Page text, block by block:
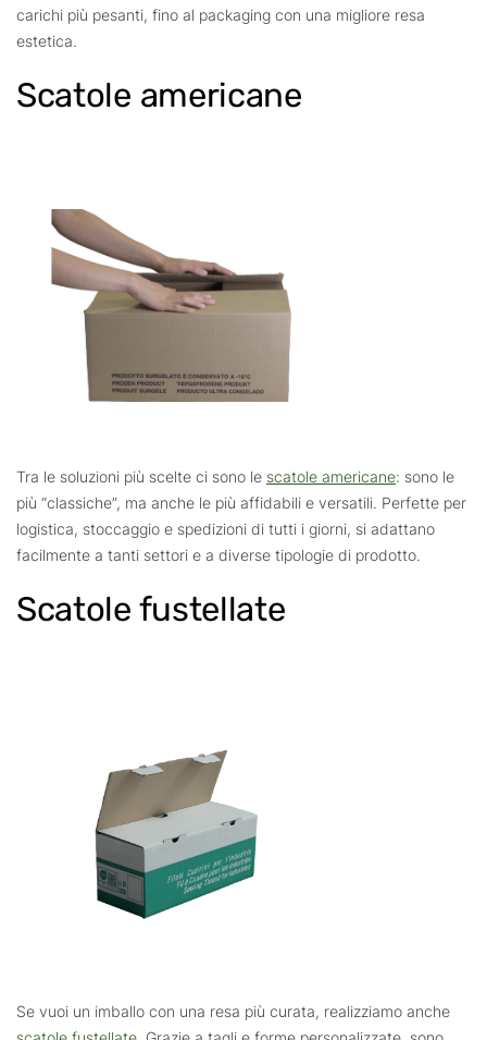
carichi più pesanti, fino al packaging con una migliore resa
estetica.
Scatole americane
Tra le soluzioni più scelte ci sono le scatole americane: sono le
più “classiche”, ma anche le più affidabili e versatili. Perfette per
logistica, stoccaggio e spedizioni di tutti i giorni, si adattano
facilmente a tanti settori e a diverse tipologie di prodotto.
Scatole fustellate
Se vuoi un imballo con una resa più curata, realizziamo anche